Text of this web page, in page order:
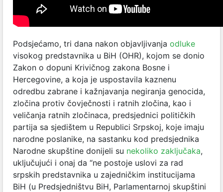
Podsjećamo, tri dana nakon objavljivanja odluke
visokog predstavnika u BiH (OHR), kojom se donio
Zakon o dopuni Krivičnog zakona Bosne i
Hercegovine, a koja je uspostavila kaznenu
odredbu zabrane i kažnjavanja negiranja genocida,
zločina protiv čovječnosti i ratnih zločina, kao i
veličanja ratnih zločinaca, predsjednici političkih
partija sa sjedištem u Republici Srpskoj, koje imaju
narodne poslanike, na sastanku kod predsjednika
Narodne skupštine donijeli su nekoliko zaključaka,
uključujući i onaj da “ne postoje uslovi za rad
srpskih predstavnika u zajedničkim institucijama
BiH (u Predsjedništvu BiH, Parlamentarnoj skupštini